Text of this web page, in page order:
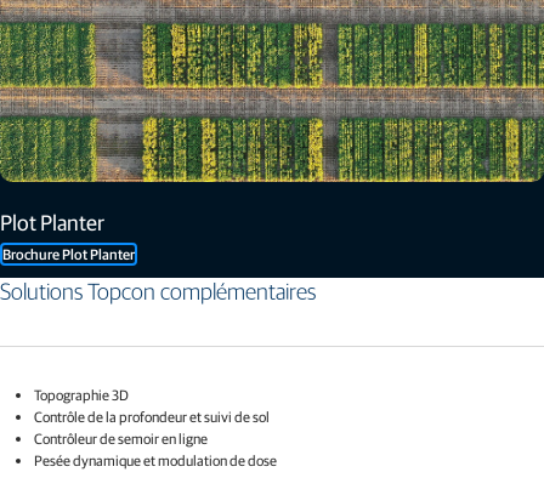
Plot Planter
Brochure Plot Planter
Solutions Topcon complémentaires
Topographie 3D​
Contrôle de la profondeur et suivi de sol​
Contrôleur de semoir en ligne​
Pesée dynamique et modulation de dose